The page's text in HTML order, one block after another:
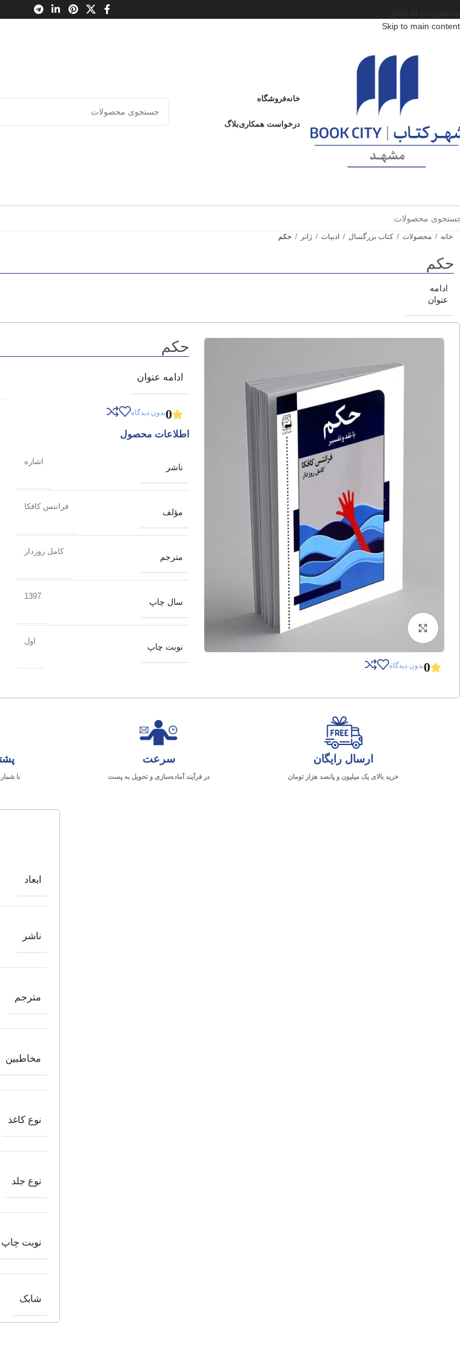
Skip to main content
خانهفروشگاه
درخواست همکاریبلاگ
خانه / محصولات / کتاب بزرگسال / ادبیات / ژانر / حکم
حکم
ادامه
عنوان
0بدون دیدگاه
حکم
ادامه عنوان
0بدون دیدگاه
اطلاعات محصول
ناشر
اشاره
مؤلف
فرانتس کافکا
مترجم
کامل روزدار
سال چاپ
1397
نوبت چاپ
اول
ارسال رایگان
خرید بالای یک میلیون و پانصد هزار تومان
سرعت
در فرآیند آماده‌سازی و تحویل به پست با شماره 0511803 و
ابعاد
ناشر
مترجم
مخاطبین
نوع کاغذ
نوع جلد
نوبت چاپ
شابک